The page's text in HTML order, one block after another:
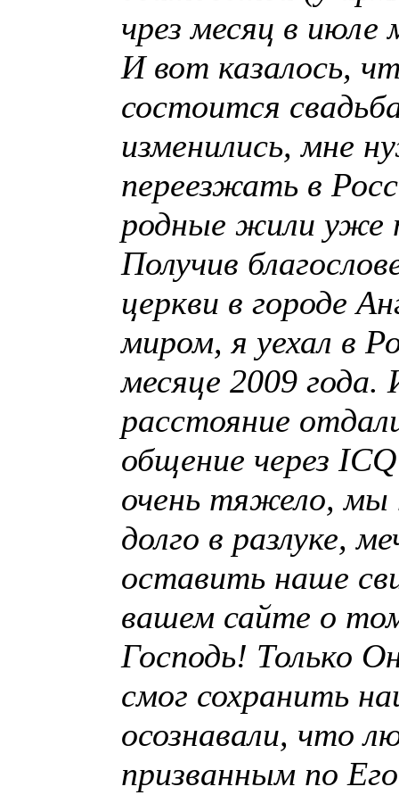
чрез месяц в июле
И вот казалось,
состоится
изменились, мне
переезжать в
родные жили уже
Получив
церкви в городе
миром, я уехал в
месяце 2009 года.
расстояние
общение через
очень тяжело,
долго в разлуке,
оставить наше
вашем сайте о
Господь! Только
смог сохранить
осознавали, что
призванным по